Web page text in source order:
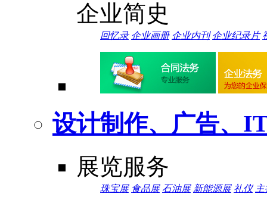
企业简史
回忆录 企业画册 企业内刊 企业纪录片
设计制作、广告、
展览服务
珠宝展 食品展 石油展 新能源展 礼仪